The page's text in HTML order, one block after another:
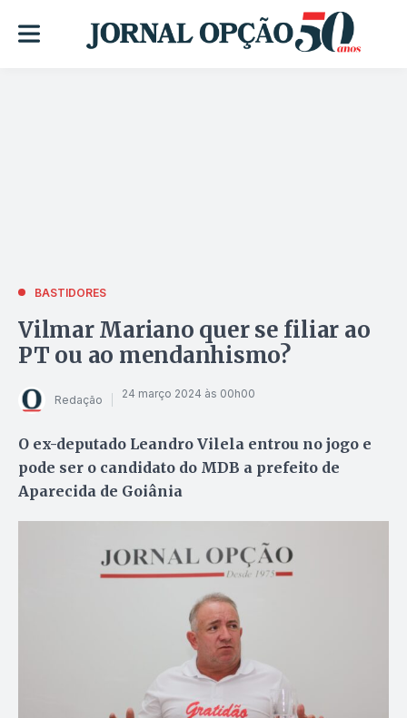
BASTIDORES
Vilmar Mariano quer se filiar ao
PT ou ao mendanhismo?
Redação 24 março 2024 às 00h00
O ex-deputado Leandro Vilela entrou no jogo e
pode ser o candidato do MDB a prefeito de
Aparecida de Goiânia